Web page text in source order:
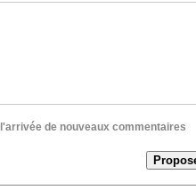
de nouveaux commentaires